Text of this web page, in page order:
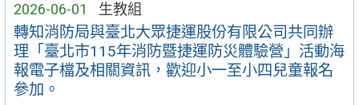
2026-06-01 生教組
轉知消防局與臺北大眾捷運股份有限公司共同辦
理「臺北市115年消防暨捷運防災體驗營」活動海
報電子檔及相關資訊，歡迎小一至小四兒童報名
參加。